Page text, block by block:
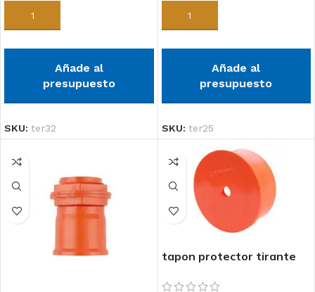
Añadir al carrito
Añade al
presupuesto
SKU: ter32
Añadir al carrito
Añade al
presupuesto
SKU: ter25
tapon protector tirante